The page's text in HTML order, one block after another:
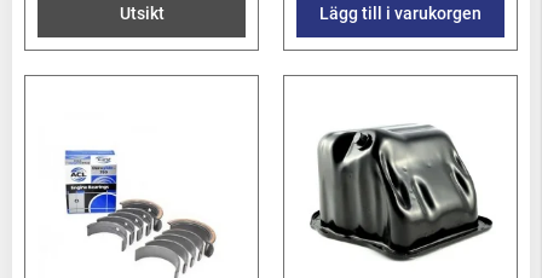
Utsikt Lägg till i varukorgen